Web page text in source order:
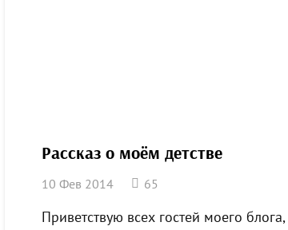
Рассказ о моём детстве
10 Фев 2014 65
Приветствую всех гостей моего блога,